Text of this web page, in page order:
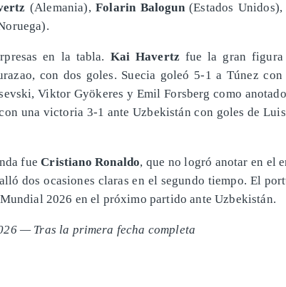
(Alemania),Folarin Balogun(Estados
en la tabla. Kai Havertz fue la gran
con dos goles. Suecia goleó 5-1 a Túnez
Viktor Gyökeres y Emil Forsberg como
una victoria 3-1 ante Uzbekistán con goles de
fueCristiano Ronaldo, que no logró anotar en el
dos ocasiones claras en el segundo tiempo. El
2026 en el próximo partido ante Uzbekistán.
— Tras la primera fecha completa